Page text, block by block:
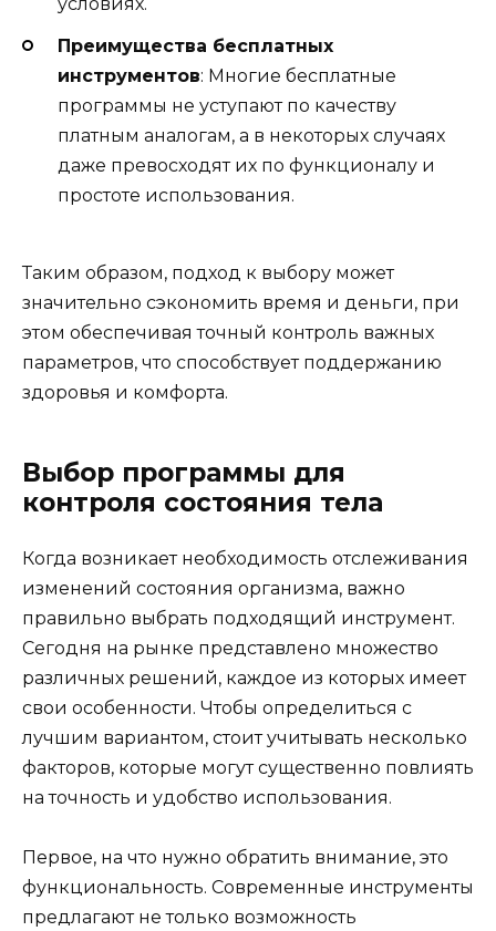
Преимущества бесплатных
инструментов: Многие бесплатные
программы не уступают по качеству
платным аналогам, а в некоторых случаях
даже превосходят их по функционалу и
простоте использования.
Таким образом, подход к выбору может
значительно сэкономить время и деньги, при
этом обеспечивая точный контроль важных
параметров, что способствует поддержанию
здоровья и комфорта.
Выбор программы для
контроля состояния тела
Когда возникает необходимость отслеживания
изменений состояния организма, важно
правильно выбрать подходящий инструмент.
Сегодня на рынке представлено множество
различных решений, каждое из которых имеет
свои особенности. Чтобы определиться с
лучшим вариантом, стоит учитывать несколько
факторов, которые могут существенно повлиять
на точность и удобство использования.
Первое, на что нужно обратить внимание, это
функциональность. Современные инструменты
предлагают не только возможность